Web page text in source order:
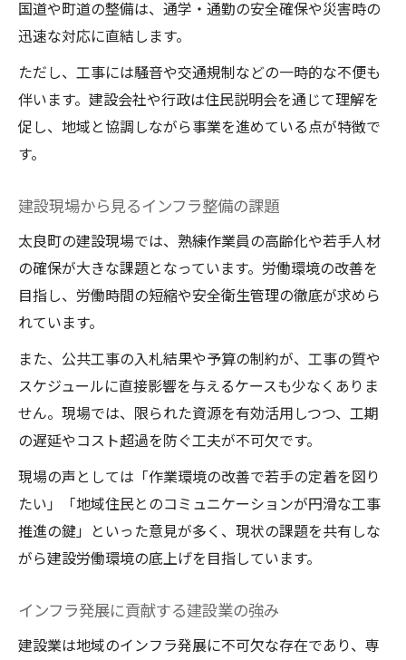
国道や町道の整備は、通学・通勤の安全確保や災害時の
迅速な対応に直結します。
ただし、工事には騒音や交通規制などの一時的な不便も
伴います。建設会社や行政は住民説明会を通じて理解を
促し、地域と協調しながら事業を進めている点が特徴で
す。
建設現場から見るインフラ整備の課題
太良町の建設現場では、熟練作業員の高齢化や若手人材
の確保が大きな課題となっています。労働環境の改善を
目指し、労働時間の短縮や安全衛生管理の徹底が求めら
れています。
また、公共工事の入札結果や予算の制約が、工事の質や
スケジュールに直接影響を与えるケースも少なくありま
せん。現場では、限られた資源を有効活用しつつ、工期
の遅延やコスト超過を防ぐ工夫が不可欠です。
現場の声としては「作業環境の改善で若手の定着を図り
たい」「地域住民とのコミュニケーションが円滑な工事
推進の鍵」といった意見が多く、現状の課題を共有しな
がら建設労働環境の底上げを目指しています。
インフラ発展に貢献する建設業の強み
建設業は地域のインフラ発展に不可欠な存在であり、専